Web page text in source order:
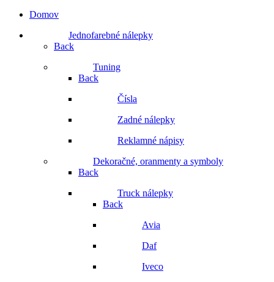
Domov
Jednofarebné nálepky
Back
Tuning
Back
Čísla
Zadné nálepky
Reklamné nápisy
Dekoračné, oranmenty a symboly
Back
Truck nálepky
Back
Avia
Daf
Iveco